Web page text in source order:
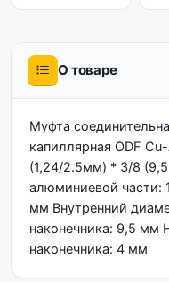
О товаре
Муфта
капиллярная ODF
(1,24/2.5мм) * 3/8
алюминиевой части:
мм Внутренний
наконечника: 9,5 мм
наконечника: 4 мм